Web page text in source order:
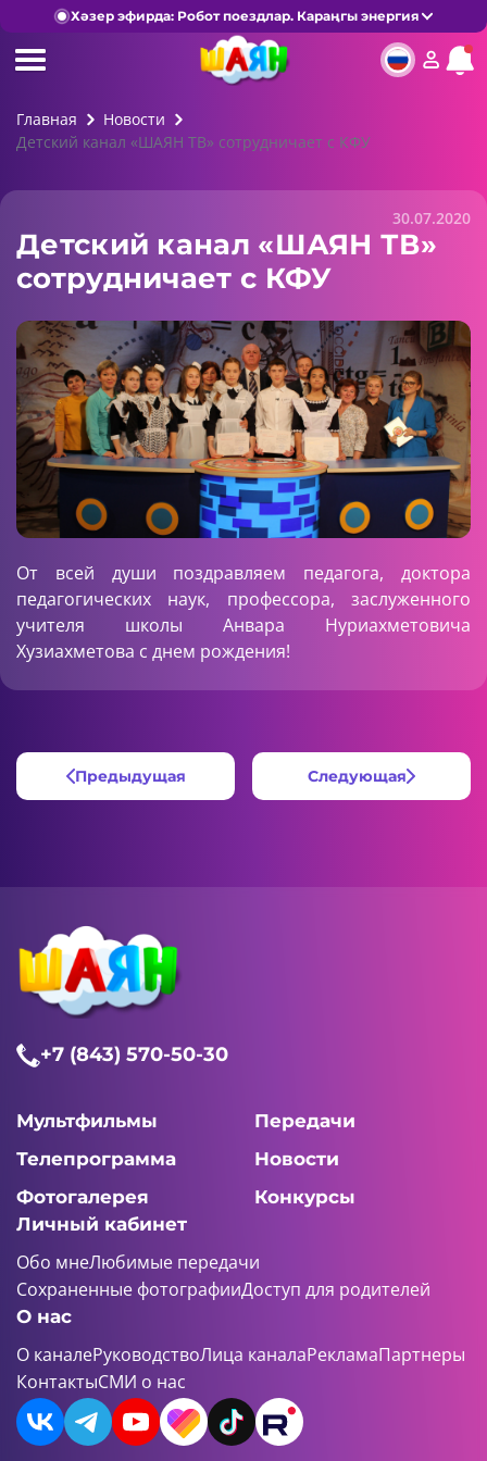
Хәзер эфирда: Робот поездлар. Караңгы энергия
Главная
Новости
Детский канал «ШАЯН ТВ» сотрудничает с КФУ
30.07.2020
Детский канал «ШАЯН ТВ»
сотрудничает с КФУ
От всей души поздравляем педагога, доктора
педагогических наук, профессора, заслуженного
учителя школы Анвара Нуриахметовича
Хузиахметова с днем рождения!
Предыдущая Следующая
+7 (843) 570-50-30
Мультфильмы
Передачи
Телепрограмма
Новости
Фотогалерея
Конкурсы
Личный кабинет
Обо мнеЛюбимые передачи
Сохраненные фотографииДоступ для родителей
О нас
О каналеРуководствоЛица каналаРекламаПартнеры
КонтактыСМИ о нас